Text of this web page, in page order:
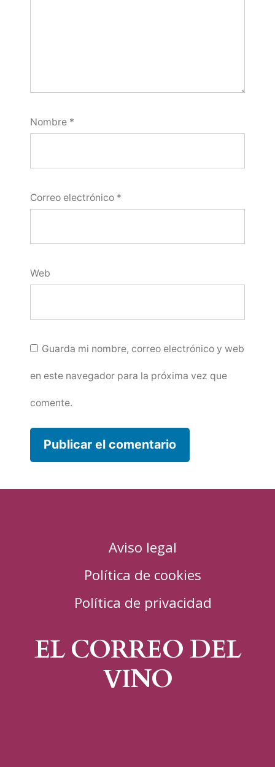
Nombre *
Correo electrónico *
Web
Guarda mi nombre, correo electrónico y web
en este navegador para la próxima vez que
comente.
Aviso legal
Política de cookies
Política de privacidad
EL CORREO DEL
VINO